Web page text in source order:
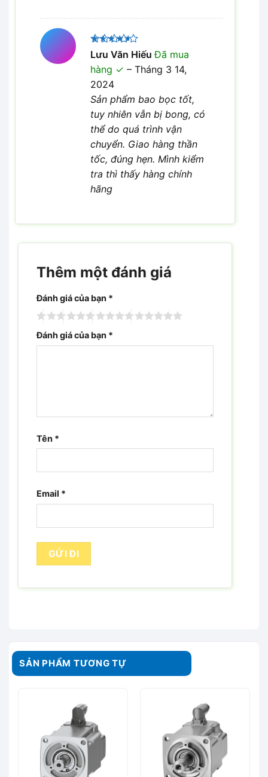
Được
xếp hạng
45 sao
Lưu Văn HiếuĐã mua
hàng
– Tháng 3 14,
2024
Sản phẩm bao bọc tốt,
tuy nhiên vẫn bị bong, có
thể do quá trình vận
chuyển. Giao hàng thần
tốc, đúng hẹn. Mình kiểm
tra thì thấy hàng chính
hãng
Thêm một đánh giá
Đánh giá của bạn *
Đánh giá của bạn *
Tên *
Email *
SẢN PHẨM TƯƠNG TỰ